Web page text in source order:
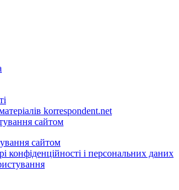
korrespondent.net
сайтом
сайтом
конфіденційності і персональних даних